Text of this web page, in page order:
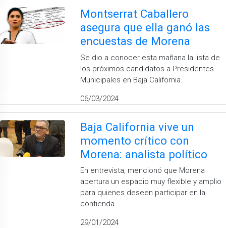
Montserrat Caballero
asegura que ella ganó las
encuestas de Morena
Se dio a conocer esta mañana la lista de
los próximos candidatos a Presidentes
Municipales en Baja California.
06/03/2024
Baja California vive un
momento crítico con
Morena: analista político
En entrevista, mencionó que Morena
apertura un espacio muy flexible y amplio
para quienes deseen participar en la
contienda
29/01/2024